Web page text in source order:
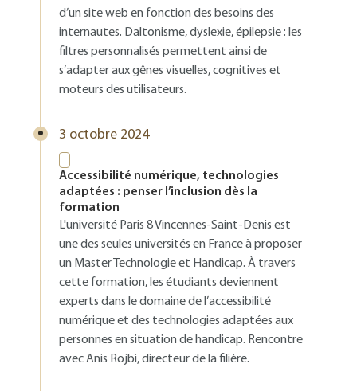
d’un site web en fonction des besoins des
internautes. Daltonisme, dyslexie, épilepsie : les
filtres personnalisés permettent ainsi de
s’adapter aux gênes visuelles, cognitives et
moteurs des utilisateurs.
3 octobre 2024
Accessibilité numérique, technologies
adaptées : penser l’inclusion dès la
formation
L'université Paris 8 Vincennes-Saint-Denis est
une des seules universités en France à proposer
un Master Technologie et Handicap. À travers
cette formation, les étudiants deviennent
experts dans le domaine de l’accessibilité
numérique et des technologies adaptées aux
personnes en situation de handicap. Rencontre
avec Anis Rojbi, directeur de la filière.